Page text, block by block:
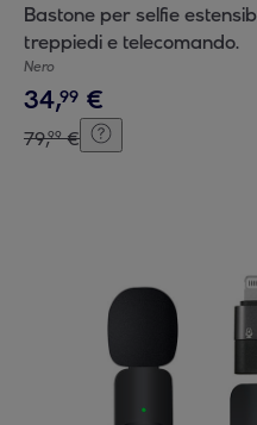
Bastone per selfie
treppiedi e telecomando.
Nero
34,99 €
79,99 €